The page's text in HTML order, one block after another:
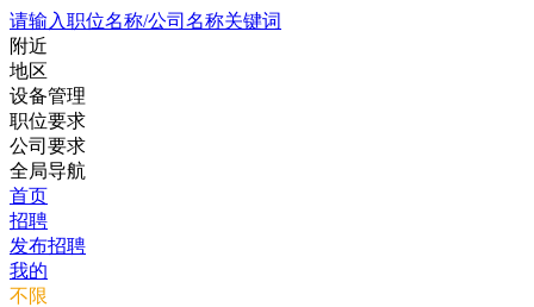
请输入职位名称/公司名称关键词
附近
地区
设备管理
职位要求
公司要求
全局导航
首页
招聘
发布招聘
我的
不限